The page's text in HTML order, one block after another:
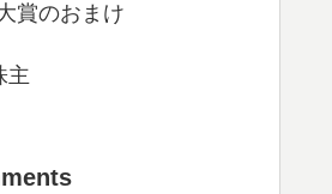
賞のおまけ
主